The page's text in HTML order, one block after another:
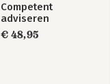
Competent
adviseren
€ 48,95